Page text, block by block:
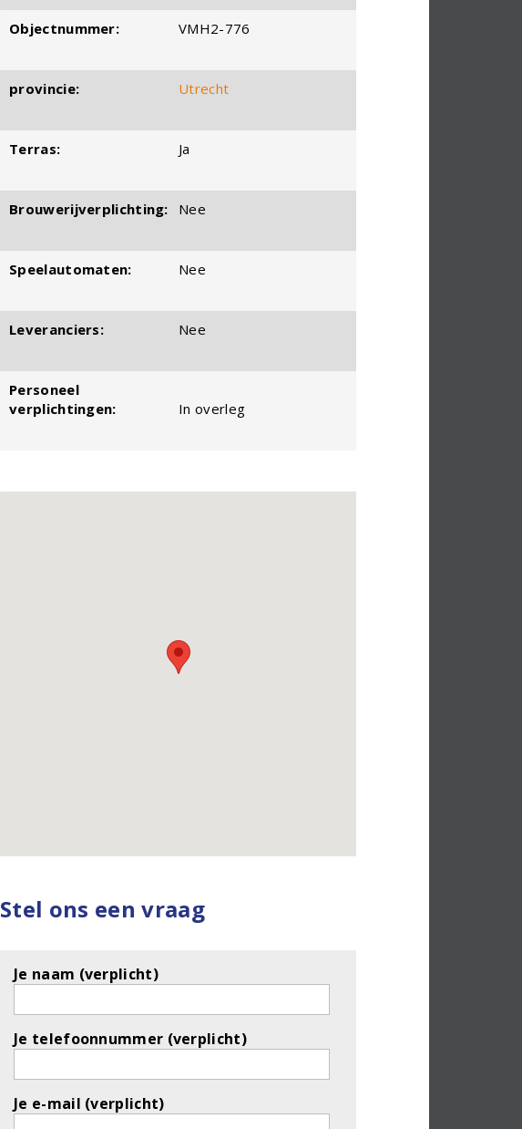
Objectnummer: VMH2-776
provincie: Utrecht
Terras: Ja
Brouwerijverplichting: Nee
Speelautomaten: Nee
Leveranciers: Nee
Personeel
verplichtingen:
In overleg
Stel ons een vraag
Je naam (verplicht)
Je telefoonnummer (verplicht)
Je e-mail (verplicht)